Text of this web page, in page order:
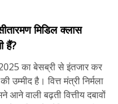
मिडिल क्लास
हैं?
का बेसब्री से इंतजार कर
उम्मीद है। वित्त मंत्री निर्मला
आने वाली बढ़ती वित्तीय दबावों